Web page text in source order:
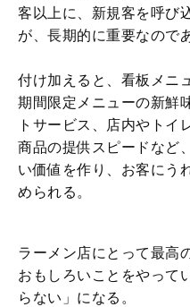
客以上に、新規客を呼び
が、長期的に重要なので
付け加えると、看板メニ
期間限定メニューの新鮮
トサービス、店内やトイ
商品の提供スピードなど
い価値を作り、お客にう
められる。
ラーメン店にとって最高
おもしろいことをやって
らない」になる。